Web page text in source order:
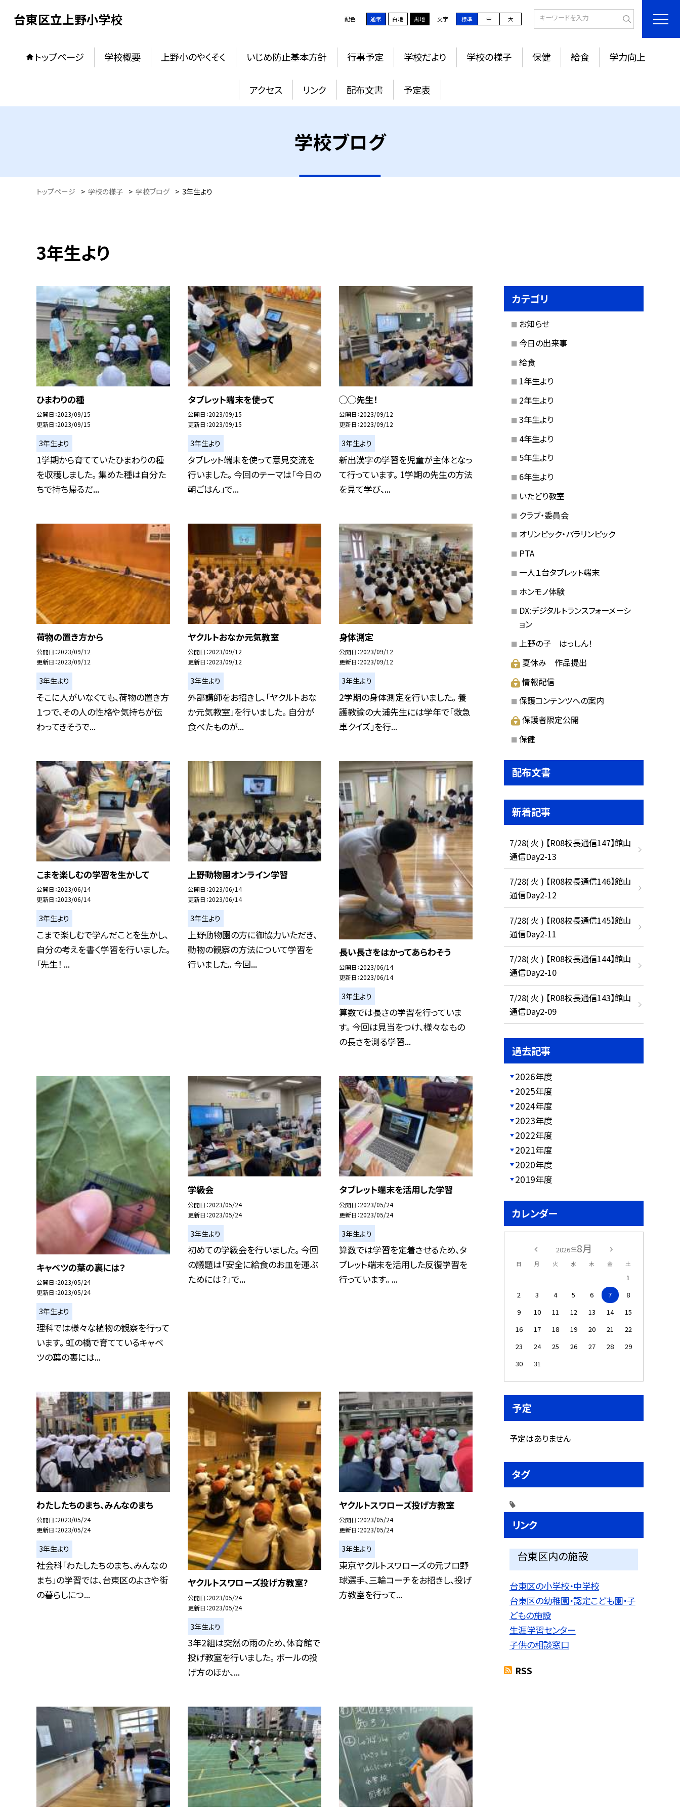
台東区立上野小学校 配色 通常 白地 黒地 文字 標準 中 大
トップページ 学校概要 上野小のやくそく いじめ防止基本方針 行事予定 学校だより 学校の様子 保健 給食 学力向上
アクセス リンク 配布文書 予定表
学校ブログ
トップページ > 学校の様子 > 学校ブログ > 3年生より
3年生より
ひまわりの種
公開日 2023/09/15
更新日 2023/09/15
3年生より
1学期から育てていたひまわりの種
を収穫しました。 集めた種は自分た
ちで持ち帰るだ...
タブレット端末を使って
公開日 2023/09/15
更新日 2023/09/15
3年生より
タブレット端末を使って意見交流を
行いました。 今回のテーマは「今日の
朝ごはん」で...
◯◯先生！
公開日 2023/09/12
更新日 2023/09/12
3年生より
新出漢字の学習を児童が主体となっ
て行っています。 1学期の先生の方法
を見て学び、...
荷物の置き方から
公開日 2023/09/12
更新日 2023/09/12
3年生より
そこに人がいなくても、荷物の置き方
１つで、その人の性格や気持ちが伝
わってきそうで...
ヤクルトおなか元気教室
公開日 2023/09/12
更新日 2023/09/12
3年生より
外部講師をお招きし、「ヤクルトおな
か元気教室」を行いました。 自分が
食べたものが...
身体測定
公開日 2023/09/12
更新日 2023/09/12
3年生より
2学期の身体測定を行いました。 養
護教諭の大浦先生には学年で「救急
車クイズ」を行...
こまを楽しむの学習を生かして
公開日 2023/06/14
更新日 2023/06/14
3年生より
こまで楽しむで学んだことを生かし、
自分の考えを書く学習を行いました。
「先生！ ...
上野動物園オンライン学習
公開日 2023/06/14
更新日 2023/06/14
3年生より
上野動物園の方に御協力いただき、
動物の観察の方法について学習を
行いました。 今回...
長い長さをはかってあらわそう
公開日 2023/06/14
更新日 2023/06/14
3年生より
算数では長さの学習を行っていま
す。 今回は見当をつけ、様々なもの
の長さを測る学習...
キャベツの葉の裏には？
公開日 2023/05/24
更新日 2023/05/24
3年生より
理科では様々な植物の観察を行って
います。 虹の橋で育てているキャベ
ツの葉の裏には...
学級会
公開日 2023/05/24
更新日 2023/05/24
3年生より
初めての学級会を行いました。 今回
の議題は「安全に給食のお皿を運ぶ
ためには？」で...
タブレット端末を活用した学習
公開日 2023/05/24
更新日 2023/05/24
3年生より
算数では学習を定着させるため、タ
ブレット端末を活用した反復学習を
行っています。 ...
わたしたちのまち、みんなのまち
公開日 2023/05/24
更新日 2023/05/24
3年生より
社会科「わたしたちのまち、みんなの
まち」の学習では、台東区のよさや街
の暮らしにつ...
ヤクルトスワローズ投げ方教室?
公開日 2023/05/24
更新日 2023/05/24
3年生より
3年2組は突然の雨のため、体育館で
投げ教室を行いました。 ボールの投
げ方のほか、...
ヤクルトスワローズ投げ方教室
公開日 2023/05/24
更新日 2023/05/24
3年生より
東京ヤクルトスワローズの元プロ野
球選手、三輪コーチをお招きし、投げ
方教室を行って...
カテゴリ
お知らせ
今日の出来事
給食
1年生より
2年生より
3年生より
4年生より
5年生より
6年生より
いたどり教室
クラブ・委員会
オリンピック・パラリンピック
PTA
一人１台タブレット端末
ホンモノ体験
DX:デジタルトランスフォーメーシ
ョン
上野の子 はっしん！
夏休み 作品提出
情報配信
保護コンテンツへの案内
保護者限定公開
保健
配布文書
新着記事
7/28( 火 ) 【R08校長通信147】館山
通信Day2-13
7/28( 火 ) 【R08校長通信146】館山
通信Day2-12
7/28( 火 ) 【R08校長通信145】館山
通信Day2-11
7/28( 火 ) 【R08校長通信144】館山
通信Day2-10
7/28( 火 ) 【R08校長通信143】館山
通信Day2-09
過去記事
2026年度
2025年度
2024年度
2023年度
2022年度
2021年度
2020年度
2019年度
カレンダー
2026年8月
日 月 火 水 木 金 土
1
2
3 4 5 6 7
8
9
10 11 12 13 14
15
16
17 18 19 20 21
22
23
24 25 26 27 28
29
30
31
予定
予定はありません
タグ
リンク
台東区内の施設
台東区の小学校・中学校
台東区の幼稚園・認定こども園・子
どもの施設
生涯学習センター
子供の相談窓口
RSS